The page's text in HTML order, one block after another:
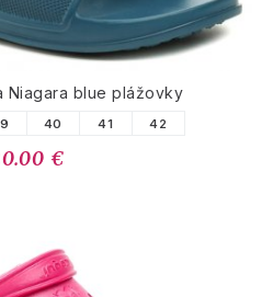
Niagara blue plážovky
40 41 42
€